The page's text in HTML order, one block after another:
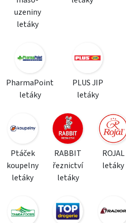
uzeniny
letáky
PharmaPoint
letáky
PLUS JIP
letáky
Ptáček
koupelny
letáky
RABBIT
řeznictví
letáky
ROJAL
letáky